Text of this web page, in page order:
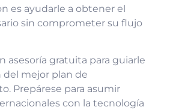
es ayudarle a obtener el
sin comprometer su flujo
asesoría gratuita para guiarle
del mejor plan de
Prepárese para asumir
con la tecnología